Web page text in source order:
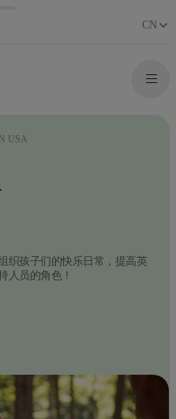
CN
USA
织孩子们的快乐日常，提高英
人员的角色！